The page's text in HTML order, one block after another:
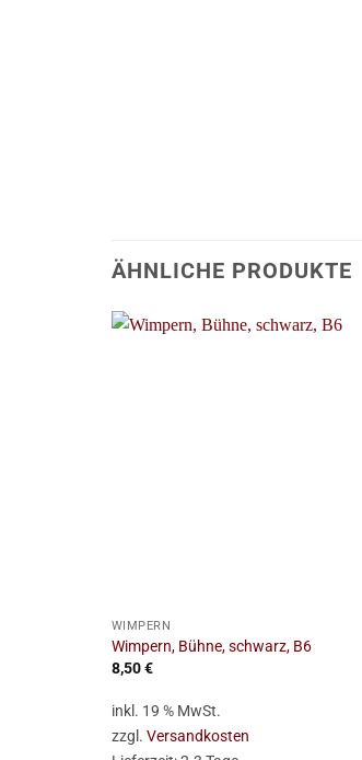
ÄHNLICHE PRODUKTE
WIMPERN
Wimpern, Bühne, schwarz, B6
8,50€
inkl. 19 % MwSt.
zzgl. Versandkosten